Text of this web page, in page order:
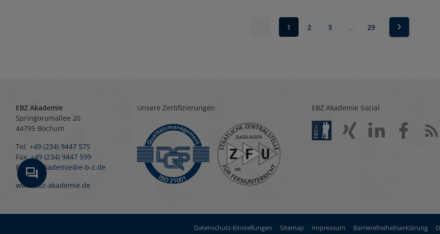
1 2 3 … 29
EBZ Akademie
Springorumallee 20
44795 Bochum
Tel: +49 (234) 9447 575
Fax:+49 (234) 9447 599
E-Mail: akademie@e-b-z.de
www.ebz-akademie.de
Unsere Zertifizierungen EBZ Akademie Social
Datenschutz-Einstellungen Sitemap Impressum Barrierefreiheitserklärung